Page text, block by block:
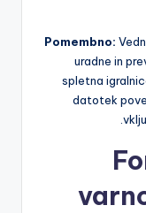
Pomembno:
uradne in
spletna
datotek